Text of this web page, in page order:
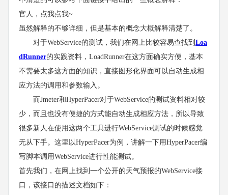
官人，点我点我~
虽然解释的不够详细，但是基本的概念大概解释清楚了。
对于WebService的测试，我们在网上比较容易查找到 Loa
dRunner的实践资料，LoadRunner在这方面确实方便，基本
不需要太多这方面的知识，直接图形化界面可以自动生成相
应方法的调用和参数输入。
而Jmeter和HyperPacer对于WebService的测试资料相对较
少，而且也没有便捷的方式能自动生成相应方法，所以导致
很多新人在使用这两个工具进行WebService测试的时候感觉
无从下手。这里以HyperPacer为例，讲解一下用HyperPacer编
写脚本调用WebService进行性能测试。
首先我们，在网上找到一个公开的天气预报的WebService接
口，该接口的描述文档如下：